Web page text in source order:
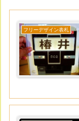
フリーデザイン表札